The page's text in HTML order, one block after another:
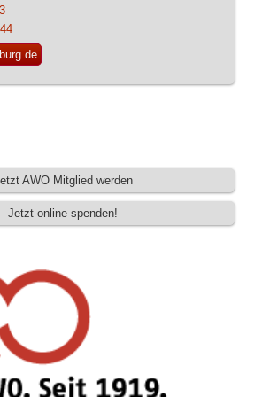
AWO Mitglied werden
Jetzt online spenden!